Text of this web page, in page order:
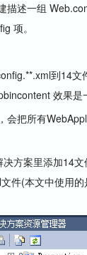
述一组
项。
到14文
效果是
把所有
案里添加14文
件(本文中使用